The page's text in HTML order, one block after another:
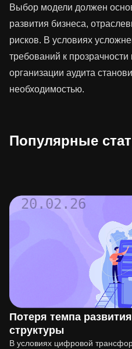
Выбор модели должен
развития бизнеса,
рисков. В условиях
требований к
организации аудита
необходимостью.
Популярные
20.02.26
Потеря темпа
структуры
В условиях цифровой